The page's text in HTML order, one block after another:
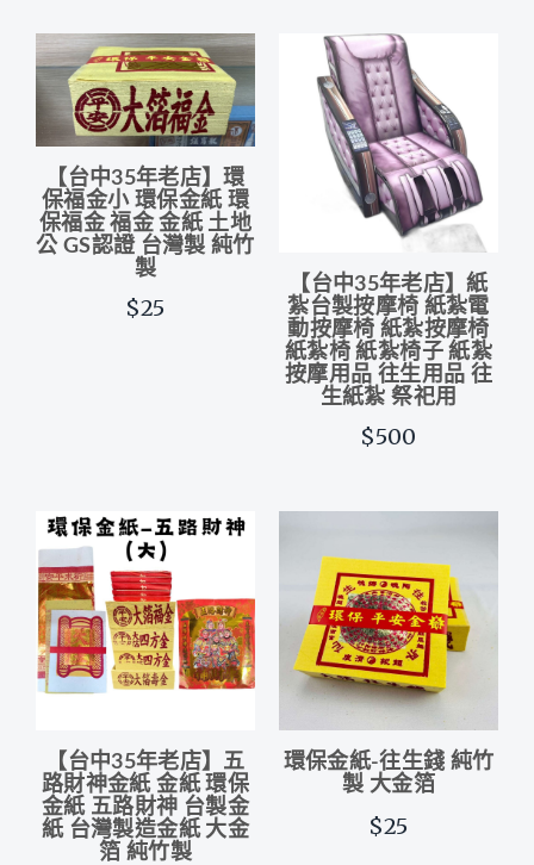
【台中35年老店】環
保福金小 環保金紙 環
保福金 福金 金紙 土地
公 GS認證 台灣製 純竹
製
$25
【台中35年老店】紙
紮台製按摩椅 紙紮電
動按摩椅 紙紮按摩椅
紙紮椅 紙紮椅子 紙紮
按摩用品 往生用品 往
生紙紮 祭祀用
$500
【台中35年老店】五
路財神金紙 金紙 環保
金紙 五路財神 台製金
紙 台灣製造金紙 大金
箔 純竹製
環保金紙-往生錢 純竹
製 大金箔
$25